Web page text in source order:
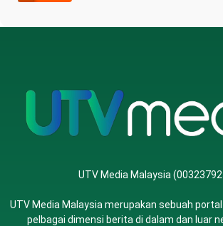
UTV Media Malaysia
UTV Media Malaysia merupakan sebuah
pelbagai dimensi berita di dalam dan luar